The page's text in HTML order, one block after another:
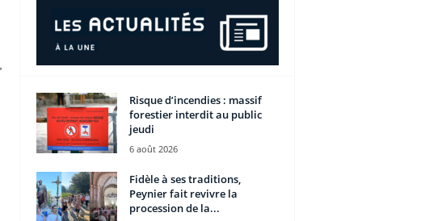
Risque d’incendies : massif
forestier interdit au public
jeudi
6 août 2026
Fidèle à ses traditions,
Peynier fait revivre la
procession de la...